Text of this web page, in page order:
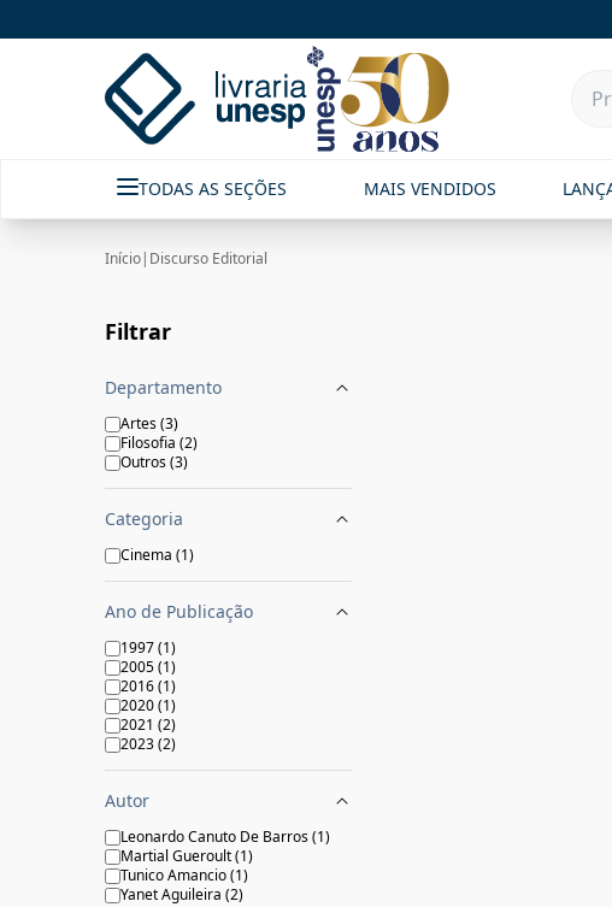
TODAS AS SEÇÕES MAIS VENDIDOS
Início| Discurso Editorial
Filtrar
Departamento
Artes(3)
Filosofia (2)
Outros(3)
Categoria
Cinema (1)
Ano de Publicação
1997(1)
2005(1)
2016(1)
2020(1)
2021 (2)
2023(2)
Autor
Leonardo Canuto De Barros(1)
Martial Gueroult(1)
Tunico Amancio(1)
Yanet Aguileira (2)